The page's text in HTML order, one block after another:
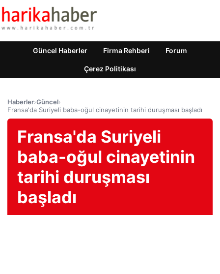
Güncel Haberler Firma Rehberi Forum
Çerez Politikası
Haberler›Güncel›
Fransa'da Suriyeli baba-oğul cinayetinin tarihi duruşması başladı
Fransa'da Suriyeli
baba-oğul cinayetinin
tarihi duruşması
başladı